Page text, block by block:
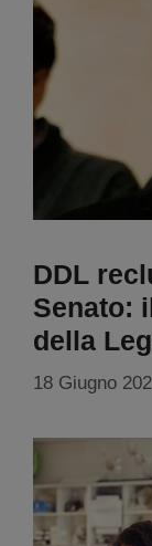
DDL
Senato:
della
18 Giugno